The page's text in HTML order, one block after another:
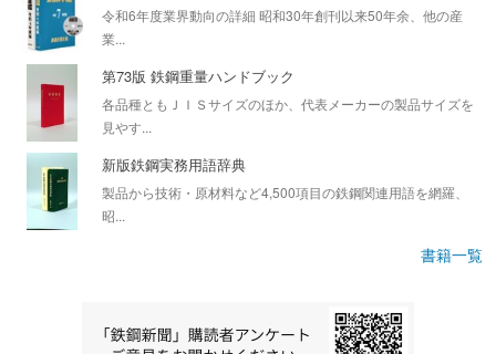
令和6年度業界動向の詳細 昭和30年創刊以来50年余、他の産
業...
第73版 鉄鋼重量ハンドブック
各品種ともＪＩＳサイズのほか、代表メーカーの製品サイズを
見やす...
新版鉄鋼実務用語辞典
製品から技術・原材料など4,500項目の鉄鋼関連用語を網羅、
昭...
書籍一覧